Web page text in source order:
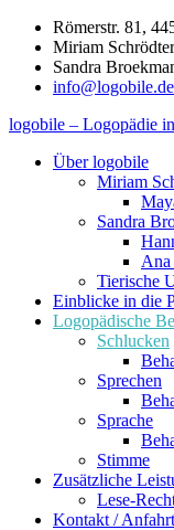
Zum
Inhalt
springen
Römerstr. 81,
Miriam
Sandra
info@logobile.de
logobile – Logopädie
logobile
logopädische
Praxisgemeinschaft
Über logobile
Miriam
Sandra
Tierische
Einblicke in die
Logopädische
Schlucken
Sprechen
Sprache
Stimme
Zusätzliche
Lese-
Kontakt / Anfahrt